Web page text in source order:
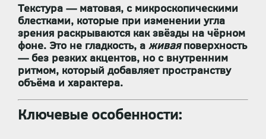
Текстура — матовая, с микроскопическими
блестками, которые при изменении угла
зрения раскрываются как звёзды на чёрном
фоне. Это не гладкость, а живаяповерхность
— без резких акцентов, но с внутренним
ритмом, который добавляет пространству
объёма и характера.
Ключевые особенности: